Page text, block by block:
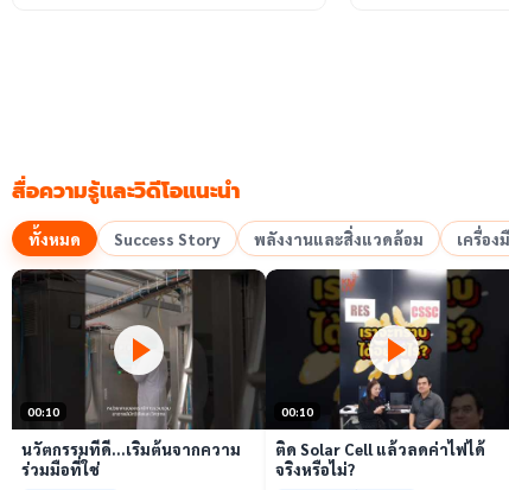
สื่อความรู้และวิดีโอแนะนำ
ทั้งหมด Success Story พลังงานและสิ่งแวดล้อม เครื่อง
เล่นวิดีโอ
00:10
นวัตกรรมที่ดี…เริ่มต้นจากความ
ร่วมมือที่ใช่
เล่นวิดีโอ
00:10
ติด Solar Cell แล้วลดค่าไฟได้
จริงหรือไม่?